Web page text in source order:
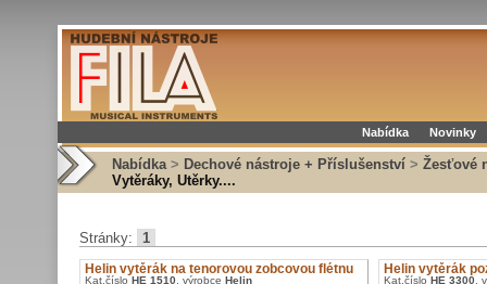
Nabídka Novinky
Nabídka > Dechové nástroje + Příslušenství > Žesťové
Vytěráky, Utěrky....
Stránky: 1
Helin vytěrák na tenorovou zobcovou flétnu
Kat.číslo HE 1510 , výrobce Helin
Helin vytěrák
Kat.číslo HE 3300 ,